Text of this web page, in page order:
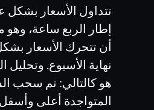
تتداول الأسعار
إطار الربع ساعة، وهو
أن تتحرك الأسعار
نهاية الأسبوع. وتحليل
هو كالتالي: تم سحب
المتواجدة أعلى